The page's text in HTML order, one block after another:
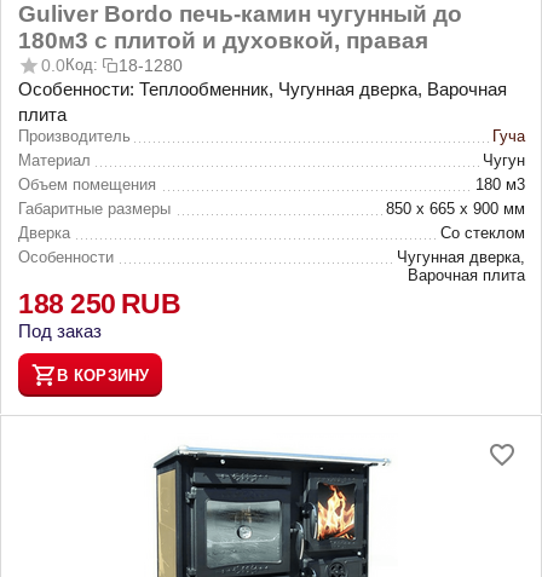
Guliver Bordo печь-камин чугунный до
180м3 с плитой и духовкой, правая
0.0 Код: 18-1280
Особенности: Теплообменник, Чугунная дверка, Варочная
плита
Производитель
Гуча
Материал
Чугун
Объем помещения
180 м3
Габаритные размеры
850 х 665 х 900 мм
Дверка
Со стеклом
Особенности
Чугунная дверка,
Варочная плита
188 250 RUB
Под заказ
В КОРЗИНУ